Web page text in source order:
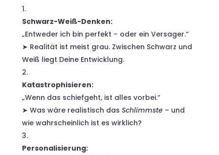
Schwarz-Weiß-Denken:
„Entweder ich bin perfekt – oder ein Versager.“
➤ Realität ist meist grau. Zwischen Schwarz und
Weiß liegt Deine Entwicklung.
Katastrophisieren:
„Wenn das schiefgeht, ist alles vorbei.“
➤ Was wäre realistisch das Schlimmste – und
wie wahrscheinlich ist es wirklich?
Personalisierung: